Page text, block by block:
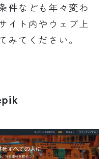
件なども年々変わ
イト内やウェブ上
みてください。